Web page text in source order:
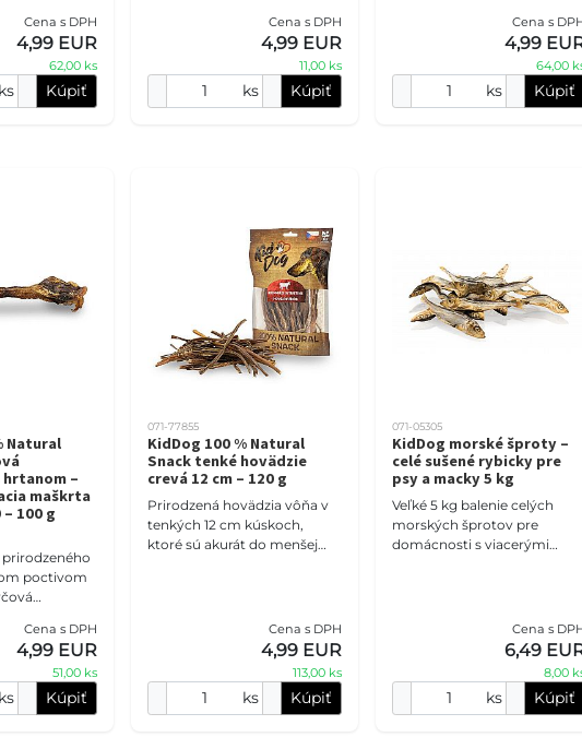
Cena s DPH
4,99 EUR
62,00 ks
ks Kúpiť
Cena s DPH
4,99 EUR
11,00 ks
ks Kúpiť
chrupavkovitú štruktúru,
Cena s
4,99
64,00
ks Kúpiť
Natural
hrtanom –
maškrta
– 100 g
poctivom
štruktúru,
Cena s DPH
4,99 EUR
51,00 ks
ks Kúpiť
071-77855
KidDog 100 % Natural
Snack tenké hovädzie
crevá 12 cm – 120 g
Prirodzená hovädzia vôňa v
tenkých 12 cm kúskoch,
ktoré sú akurát do menšej
Cena s DPH
4,99 EUR
113,00 ks
ks Kúpiť
071-05305
KidDog morské šproty –
celé sušené rybicky pre
psy a macky 5 kg
Veľké 5 kg balenie celých
morských šprotov pre
domácnosti s viacerými
Cena s
6,49
8,00
ks Kúpiť